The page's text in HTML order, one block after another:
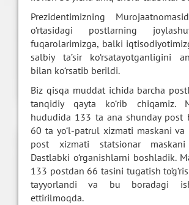
Prezidentimizning
o‘rtasidagi postlarning
fuqarolarimizga, balki
salbiy ta’sir ko‘rsatayotganligini
bilan ko‘rsatib berildi.
Biz qisqa muddat ichida barcha
tanqidiy qayta ko‘rib chiqamiz.
hududida 133 ta ana shunday post
60 ta yo‘l-patrul xizmati maskani
post xizmati statsionar maskani
Dastlabki o‘rganishlarni boshladik.
133 postdan 66 tasini tugatish
tayyorlandi va bu boradagi
ettirilmoqda.